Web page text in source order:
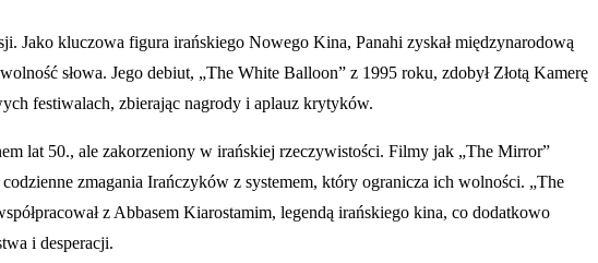
Jako kluczowa figura irańskiego Nowego Kina, Panahi zyskał międzynarodową
słowa. Jego debiut, „The White Balloon” z 1995 roku, zdobył Złotą Kamerę
festiwalach, zbierając nagrody i aplauz krytyków.
lat 50., ale zakorzeniony w irańskiej rzeczywistości. Filmy jak „The Mirror”
zmagania Irańczyków z systemem, który ogranicza ich wolności. „The
z Abbasem Kiarostamim, legendą irańskiego kina, co dodatkowo
i desperacji.